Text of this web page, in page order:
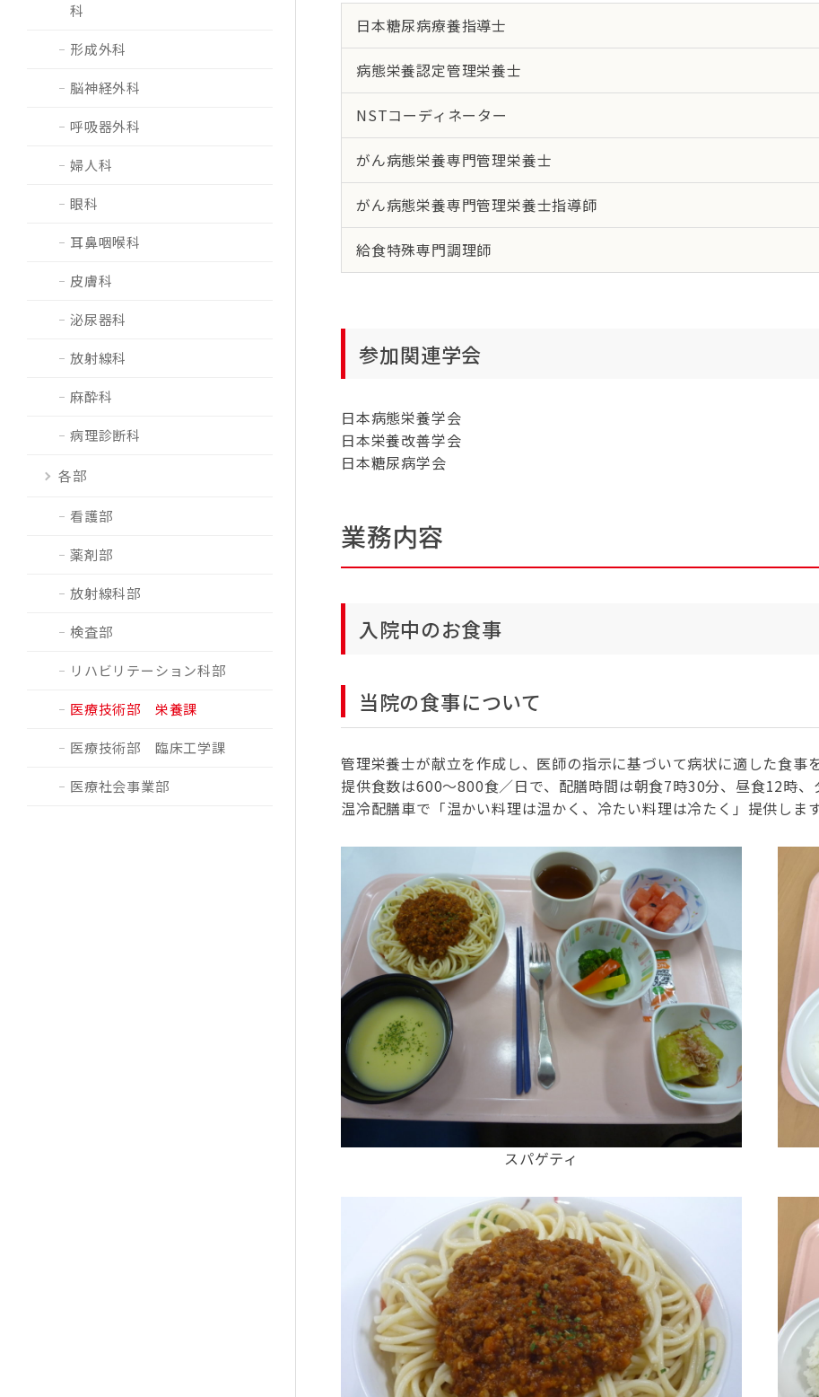
日本糖尿病療養指導士
病態栄養認定管理栄養士
NSTコーディネーター
がん病態栄養専門管理栄養士
がん病態栄養専門管理栄養士指導師
給食特殊専門調理師
参加関連学会
日本病態栄養学会
日本栄養改善学会
日本糖尿病学会
業務内容
入院中のお食事
当院の食事について
管理栄養士が献立を作成し、医師の指示に基づいて病状に適した食事
提供食数は600～800食／日で、配膳時間は朝食7時30分、昼食12時、
温冷配膳車で「温かい料理は温かく、冷たい料理は冷たく」提供します
スパゲティ
科
形成外科
脳神経外科
呼吸器外科
婦人科
眼科
耳鼻咽喉科
皮膚科
泌尿器科
放射線科
麻酔科
病理診断科
各部
看護部
薬剤部
放射線科部
検査部
リハビリテーション科部
医療技術部 栄養課
医療技術部 臨床工学課
医療社会事業部